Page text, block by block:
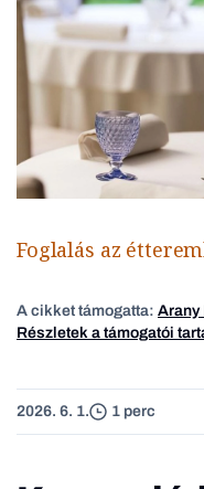
Foglalás az
A cikket támogatta: Arany
Részletek a támogatói
2026. 6. 1. 1 perc